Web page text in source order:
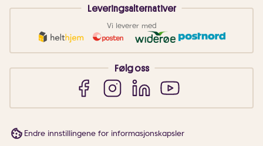
Leveringsalternativer
Vi leverer med
Følg oss
Endre innstillingene for informasjonskapsler